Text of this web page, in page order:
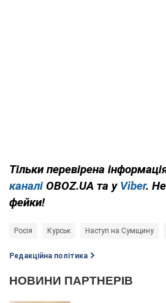
Тільки перевірена
каналі OBOZ.UA та у Viber.
фейки!
Росія Курськ Наступ на Сумщину
Редакційна політика